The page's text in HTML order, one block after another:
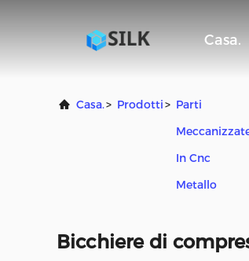
Casa.
Casa.> Prodotti> Parti
In Cnc
Metallo
Bicchiere di